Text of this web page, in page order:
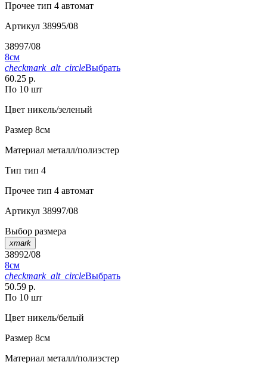
Прочее тип 4 автомат
Артикул 38995/08
38997/08
8см
checkmark_alt_circleВыбрать
60.25 р.
По 10 шт
Цвет никель/зеленый
Размер 8см
Материал металл/полиэстер
Тип тип 4
Прочее тип 4 автомат
Артикул 38997/08
Выбор размера
xmark
38992/08
8см
checkmark_alt_circleВыбрать
50.59 р.
По 10 шт
Цвет никель/белый
Размер 8см
Материал металл/полиэстер